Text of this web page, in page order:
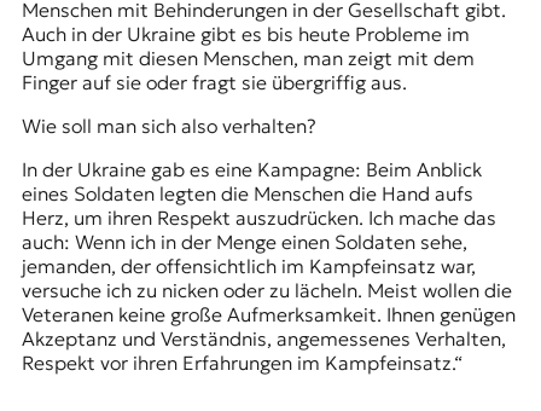
Menschen mit Behinderungen in der Gesellschaft gibt.
Auch in der Ukraine gibt es bis heute Probleme im
Umgang mit diesen Menschen, man zeigt mit dem
Finger auf sie oder fragt sie übergriffig aus.
Wie soll man sich also verhalten?
In der Ukraine gab es eine Kampagne: Beim Anblick
eines Soldaten legten die Menschen die Hand aufs
Herz, um ihren Respekt auszudrücken. Ich mache das
auch: Wenn ich in der Menge einen Soldaten sehe,
jemanden, der offensichtlich im Kampfeinsatz war,
versuche ich zu nicken oder zu lächeln. Meist wollen die
Veteranen keine große Aufmerksamkeit. Ihnen genügen
Akzeptanz und Verständnis, angemessenes Verhalten,
Respekt vor ihren Erfahrungen im Kampfeinsatz.“